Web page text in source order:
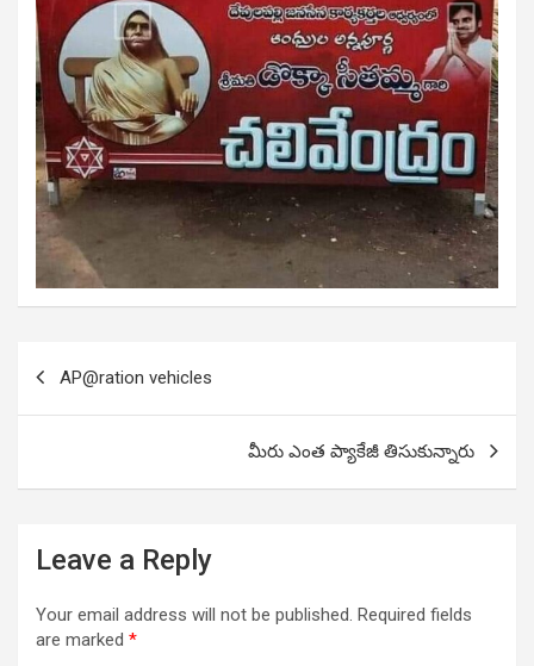
navigation
AP@ration vehicles
మీరు ఎంత ప్యాకేజీ తిసుకున్నారు
Leave a Reply
Your email address will not be published. Required fields
are marked *